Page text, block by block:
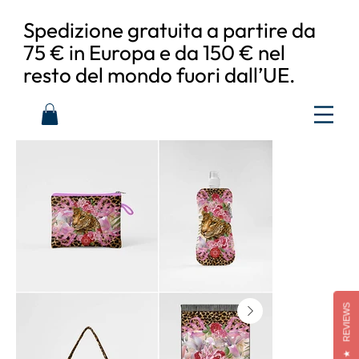
Spedizione gratuita a partire da
75 € in Europa e da 150 € nel
resto del mondo fuori dall’UE.
★
REVIEWS